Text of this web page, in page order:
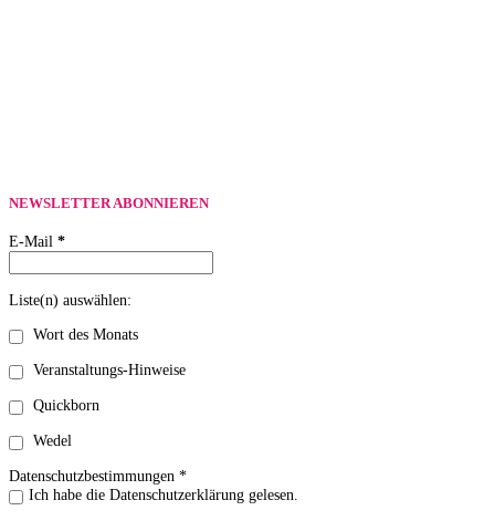
NEWSLETTER ABONNIEREN
E-Mail *
Liste(n) auswählen:
Wort des Monats
Veranstaltungs-Hinweise
Quickborn
Wedel
Datenschutzbestimmungen *
Ich habe die Datenschutzerklärung gelesen.